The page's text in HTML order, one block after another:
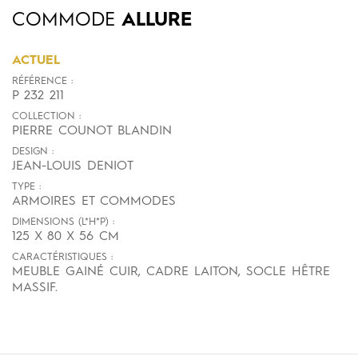
COMMODE ALLURE
ACTUEL
RÉFÉRENCE :
P 232 211
COLLECTION :
PIERRE COUNOT BLANDIN
DESIGN :
JEAN-LOUIS DENIOT
TYPE :
ARMOIRES ET COMMODES
DIMENSIONS (L*H*P) :
125 X 80 X 56 CM
CARACTÉRISTIQUES :
MEUBLE GAINÉ CUIR, CADRE LAITON, SOCLE HÊTRE
MASSIF.